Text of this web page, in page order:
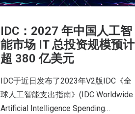
IDC：2027 年中国人工智
能市场 IT 总投资规模预计
超 380 亿美元
IDC于近日发布了2023年V2版IDC《全
球人工智能支出指南》(IDC Worldwide
Artificial Intelligence Spending…